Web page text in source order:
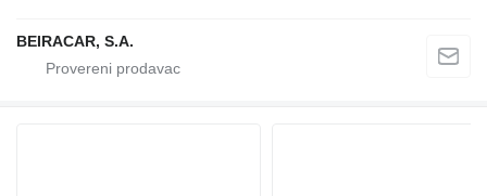
BEIRACAR, S.A.